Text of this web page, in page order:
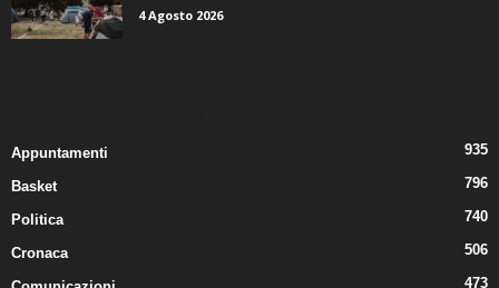
4 Agosto 2026
Appuntamenti 935
Basket 796
Politica 740
Cronaca 506
473